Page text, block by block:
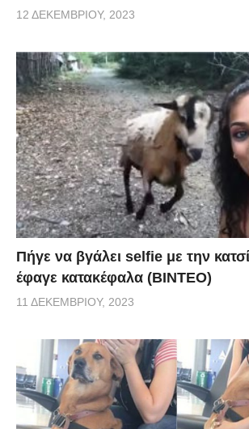
12 ΔΕΚΕΜΒΡΊΟΥ, 2023
Πήγε να βγάλει selfie με την
έφαγε κατακέφαλα (ΒΙΝΤΕΟ)
11 ΔΕΚΕΜΒΡΊΟΥ, 2023